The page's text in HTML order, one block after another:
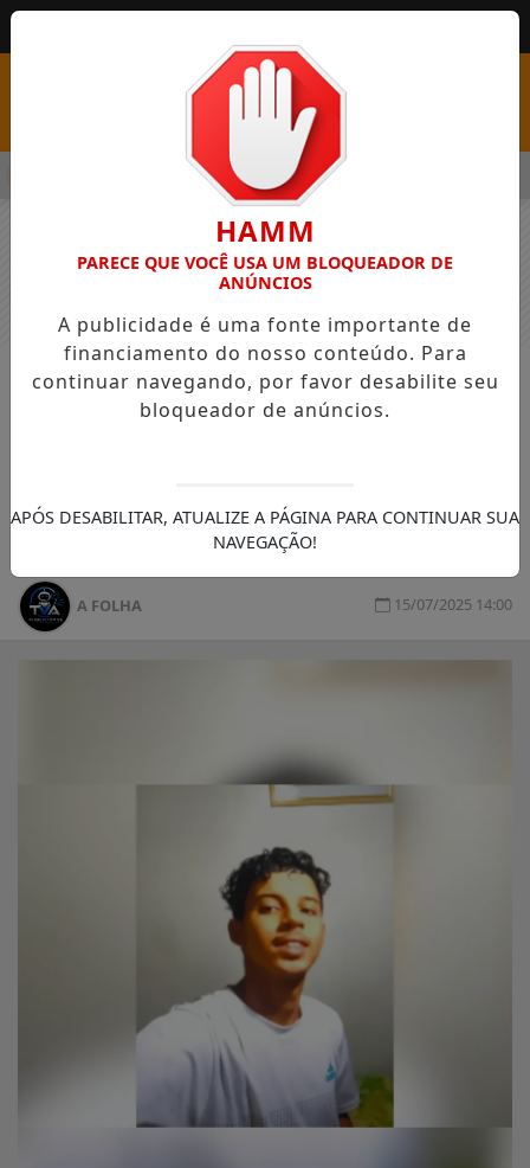
COM VAGAS EM SEIS FUNÇÕES E SALÁRIOS QUE CHEGAM
NOTÍCIAS GERAL
Jovem de 19 anos está em estado
do Campo
A FOLHA 15/07/2025 14:00
HAMM
PARECE QUE VOCÊ USA UM BLOQUEADOR DE
ANÚNCIOS
A publicidade é uma fonte importante de
financiamento do nosso conteúdo. Para
continuar navegando, por favor desabilite seu
bloqueador de anúncios.
APÓS DESABILITAR, ATUALIZE A PÁGINA PARA CONTINUAR SUA
NAVEGAÇÃO!